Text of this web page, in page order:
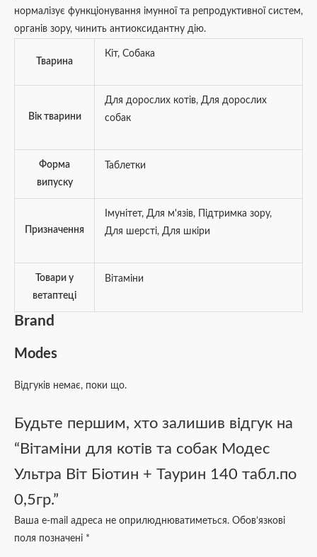
нормалізує функціонування імунної та репродуктивної систем,
органів зору, чинить антиоксидантну дію.
Тварина
Кіт, Собака
Вік тварини
Для дорослих котів, Для дорослих
собак
Форма
випуску
Таблетки
Призначення
Iмунітет, Для м'язів, Підтримка зору,
Для шерсті, Для шкіри
Товари у
ветаптеці
Вітаміни
Brand
Modes
Відгуків немає, поки що.
Будьте першим, хто залишив відгук на
“Вітаміни для котів та собак Модес
Ультра Віт Біотин + Таурин 140 табл.по
0,5гр.”
Ваша e-mail адреса не оприлюднюватиметься. Обов’язкові
поля позначені *